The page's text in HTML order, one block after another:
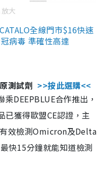
大
全線門市$16快速
病毒 準確性高達
測試劑 >>按此選購<<
DEEPBLUE合作推出，
已獲得歐盟CE認證，主
效檢測Omicron及Delta
快15分鐘就能知道檢測